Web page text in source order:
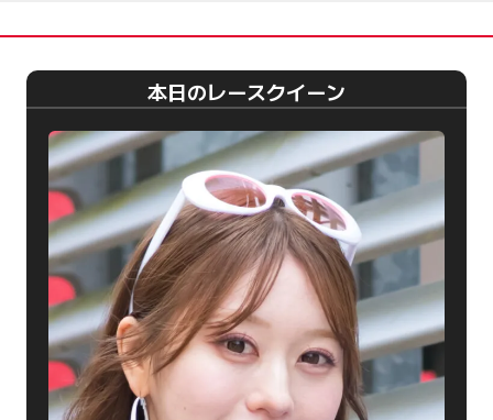
本日のレースクイーン